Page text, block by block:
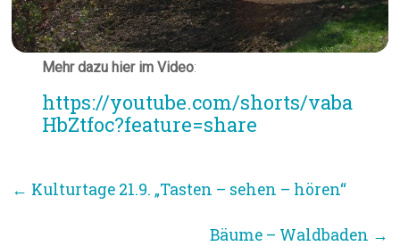
Mehr dazu hier im Video:
https://youtube.com/shorts/vaba
HbZtfoc?feature=share
← Kulturtage 21.9. „Tasten – sehen – hören“
Bäume – Waldbaden →